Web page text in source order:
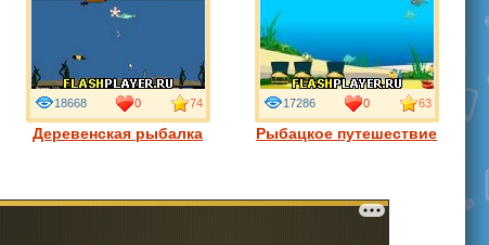
Деревенская рыбалка
18668 0 74
Рыбацкое путешествие
17286 0 63